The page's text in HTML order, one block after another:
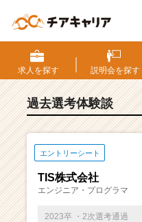
S・
選
考
験
ン
チ
求人を探す 説明会を探す
過去選考体験談
エントリーシート
TIS株式会社
エンジニア・プログラマ
2023卒 ・2次選考通過